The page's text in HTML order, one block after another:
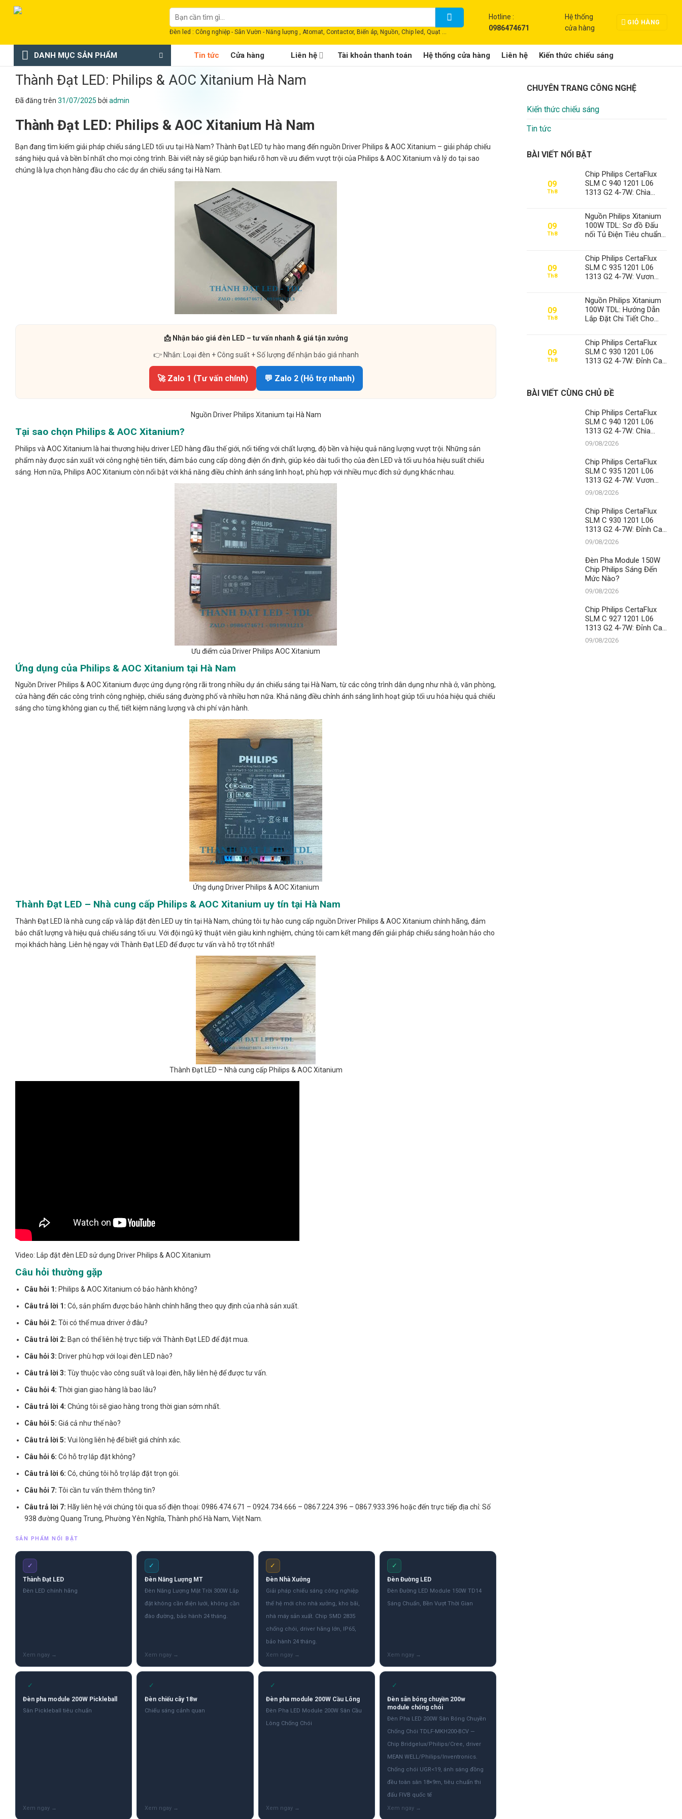
Chuyển
dung
Tìm
kiếm:
Đèn led : Công nghiệp - Sân Vườn - Năng lượng , Atomat, Contactor, Biến áp, Nguồn, Chip led, Quạt ...
Hotline :
0986474671
Hệ thống
cửa hàng
GIỎ HÀNG
DANH MỤC SẢN PHẨM Tin tức Cửa hàng Liên hệ Tài khoản thanh toán Hệ thống cửa hàng Liên hệ Kiến thức chiếu sáng
Thành Đạt LED: Philips & AOC Xitanium Hà Nam
Đã đăng trên 31/07/2025 bởi admin
Thành Đạt LED: Philips & AOC Xitanium Hà Nam
Bạn đang tìm kiếm giải pháp chiếu sáng LED tối ưu tại Hà Nam? Thành Đạt LED tự hào mang đến nguồn Driver Philips & AOC Xitanium – giải pháp chiếu
sáng hiệu quả và bền bỉ nhất cho mọi công trình. Bài viết này sẽ giúp bạn hiểu rõ hơn về ưu điểm vượt trội của Philips & AOC Xitanium và lý do tại sao
chúng là lựa chọn hàng đầu cho các dự án chiếu sáng tại Hà Nam.
📩 Nhận báo giá đèn LED – tư vấn nhanh & giá tận xưởng
👉 Nhắn: Loại đèn + Công suất + Số lượng để nhận báo giá nhanh
🚀 Zalo 1 (Tư vấn chính) 💬 Zalo 2 (Hỗ trợ nhanh)
Nguồn Driver Philips Xitanium tại Hà Nam
Tại sao chọn Philips & AOC Xitanium?
Philips và AOC Xitanium là hai thương hiệu driver LED hàng đầu thế giới, nổi tiếng với chất lượng, độ bền và hiệu quả năng lượng vượt trội. Những sản
phẩm này được sản xuất với công nghệ tiên tiến, đảm bảo cung cấp dòng điện ổn định, giúp kéo dài tuổi thọ của đèn LED và tối ưu hóa hiệu suất chiếu
sáng. Hơn nữa, Philips AOC Xitanium còn nổi bật với khả năng điều chỉnh ánh sáng linh hoạt, phù hợp với nhiều mục đích sử dụng khác nhau.
Ưu điểm của Driver Philips AOC Xitanium
Ứng dụng của Philips & AOC Xitanium tại Hà Nam
Nguồn Driver Philips & AOC Xitanium được ứng dụng rộng rãi trong nhiều dự án chiếu sáng tại Hà Nam, từ các công trình dân dụng như nhà ở, văn phòng,
cửa hàng đến các công trình công nghiệp, chiếu sáng đường phố và nhiều hơn nữa. Khả năng điều chỉnh ánh sáng linh hoạt giúp tối ưu hóa hiệu quả chiếu
sáng cho từng không gian cụ thể, tiết kiệm năng lượng và chi phí vận hành.
Ứng dụng Driver Philips & AOC Xitanium
Thành Đạt LED – Nhà cung cấp Philips & AOC Xitanium uy tín tại Hà Nam
Thành Đạt LED là nhà cung cấp và lắp đặt đèn LED uy tín tại Hà Nam, chúng tôi tự hào cung cấp nguồn Driver Philips & AOC Xitanium chính hãng, đảm
bảo chất lượng và hiệu quả chiếu sáng tối ưu. Với đội ngũ kỹ thuật viên giàu kinh nghiệm, chúng tôi cam kết mang đến giải pháp chiếu sáng hoàn hảo cho
mọi khách hàng. Liên hệ ngay với Thành Đạt LED để được tư vấn và hỗ trợ tốt nhất!
Thành Đạt LED – Nhà cung cấp Philips & AOC Xitanium
Video: Lắp đặt đèn LED sử dụng Driver Philips & AOC Xitanium
Câu hỏi thường gặp
Câu hỏi 1: Philips & AOC Xitanium có bảo hành không?
Câu trả lời 1: Có, sản phẩm được bảo hành chính hãng theo quy định của nhà sản xuất.
Câu hỏi 2: Tôi có thể mua driver ở đâu?
Câu trả lời 2: Bạn có thể liên hệ trực tiếp với Thành Đạt LED để đặt mua.
Câu hỏi 3: Driver phù hợp với loại đèn LED nào?
Câu trả lời 3: Tùy thuộc vào công suất và loại đèn, hãy liên hệ để được tư vấn.
Câu hỏi 4: Thời gian giao hàng là bao lâu?
Câu trả lời 4: Chúng tôi sẽ giao hàng trong thời gian sớm nhất.
Câu hỏi 5: Giá cả như thế nào?
Câu trả lời 5: Vui lòng liên hệ để biết giá chính xác.
Câu hỏi 6: Có hỗ trợ lắp đặt không?
Câu trả lời 6: Có, chúng tôi hỗ trợ lắp đặt trọn gói.
Câu hỏi 7: Tôi cần tư vấn thêm thông tin?
Câu trả lời 7: Hãy liên hệ với chúng tôi qua số điện thoại: 0986.474.671 – 0924.734.666 – 0867.224.396 – 0867.933.396 hoặc đến trực tiếp địa chỉ: Số
938 đường Quang Trung, Phường Yên Nghĩa, Thành phố Hà Nam, Việt Nam.
SẢN PHẨM NỔI BẬT
✓
Thành Đạt LED
Đèn LED chính hãng
✓
Đèn Năng Lượng MT
Đèn Năng Lượng Mặt Trời 300W Lắp
đặt không cần điện lưới, không cần
đào đường, bảo hành 24 tháng.
✓
Đèn Nhà Xưởng
Giải pháp chiếu sáng công nghiệp
thế hệ mới cho nhà xưởng, kho bãi,
nhà máy sản xuất. Chip SMD 2835
chống chói, driver hãng lớn, IP65,
bảo hành 24 tháng.
✓
Đèn Đường LED
Đèn Đường LED Module 150W TD14
Sáng Chuẩn, Bền Vượt Thời Gian
✓
Đèn pha module 200W Pickleball
Sân Pickleball tiêu chuẩn
✓
Đèn chiếu cây 18w
Chiếu sáng cảnh quan
✓
Đèn pha module 200W Cầu Lông
Đèn Pha LED Module 200W Sân Cầu
Lông Chống Chói
✓
Đèn sân bóng chuyền 200w
module chống chói
Đèn Pha LED 200W Sân Bóng Chuyền
Chống Chói TDLF-MKH200-BCV —
Chip Bridgelux/Philips/Cree, driver
MEAN WELL/Philips/Inventronics.
Chống chói UGR<19, ánh sáng đồng
đều toàn sân 18×9m, tiêu chuẩn thi
đấu FIVB quốc tế
CHUYÊN TRANG CÔNG NGHỆ
Kiến thức chiếu sáng
Tin tức
BÀI VIẾT NỔI BẬT
09
Th8
Chip Philips CertaFlux
SLM C 940 1201 L06
1313 G2 4-7W: Chìa
Cao Tại Thành Đạt LED
09
Th8
Nguồn Philips Xitanium
100W TDL: Sơ đồ Đấu
nối Tủ Điện Tiêu chuẩn
Thành Đạt LED
09
Th8
Chip Philips CertaFlux
SLM C 935 1201 L06
1313 G2 4-7W: Vươn
Đại Cùng Thành Đạt LED
– Vị Thế Số 1 Không
Thể Xô Đổ
09
Th8
Nguồn Philips Xitanium
100W TDL: Hướng Dẫn
Lắp Đặt Chi Tiết Cho
LED
09
Th8
Chip Philips CertaFlux
SLM C 930 1201 L06
1313 G2 4-7W: Đỉnh Cao
BÀI VIẾT CÙNG CHỦ ĐỀ
Chip Philips CertaFlux
SLM C 940 1201 L06
1313 G2 4-7W: Chìa
Khóa Chiếu Sáng Đỉnh
Cao Tại Thành Đạt LED
09/08/2026
Chip Philips CertaFlux
SLM C 935 1201 L06
1313 G2 4-7W: Vươn
Tầm Chiếu Sáng Hiện
Đại Cùng Thành Đạt LED
– Vị Thế Số 1 Không
Thể Xô Đổ
09/08/2026
Chip Philips CertaFlux
SLM C 930 1201 L06
1313 G2 4-7W: Đỉnh Cao
Chiếu Sáng Từ Thành
Đạt LED
09/08/2026
Đèn Pha Module 150W
Chip Philips Sáng Đến
Mức Nào?
09/08/2026
Chip Philips CertaFlux
SLM C 927 1201 L06
1313 G2 4-7W: Đỉnh Cao
Chiếu Sáng, Khẳng Định
Vị Thế Số 1 Của Thành
09/08/2026